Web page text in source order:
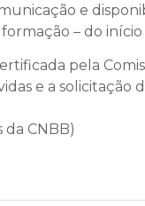
e
– do início
pela
e a
da CNBB)